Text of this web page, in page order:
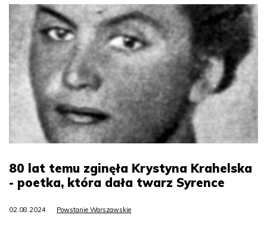
80 lat temu zginęła Krystyna Krahelska
- poetka, która dała twarz Syrence
02.08.2024 Powstanie Warszawskie